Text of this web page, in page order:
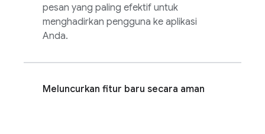
pesan yang paling efektif untuk
menghadirkan pengguna ke aplikasi
Anda.
Meluncurkan fitur baru secara aman